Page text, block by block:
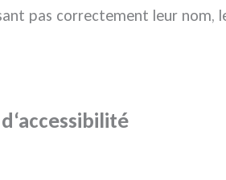
pas correctement leur nom,